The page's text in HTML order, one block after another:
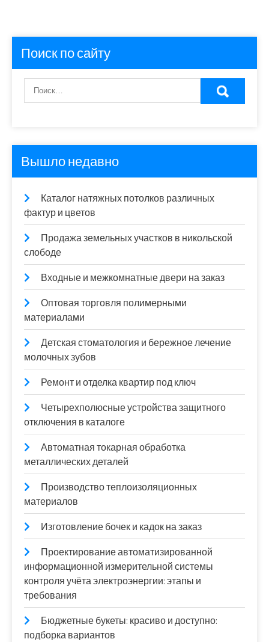
Поиск по сайту
Вышло недавно
Каталог натяжных потолков различных
фактур и цветов
Продажа земельных участков в никольской
слободе
Входные и межкомнатные двери на заказ
Оптовая торговля полимерными
материалами
Детская стоматология и бережное лечение
молочных зубов
Ремонт и отделка квартир под ключ
Четырехполюсные устройства защитного
отключения в каталоге
Автоматная токарная обработка
металлических деталей
Производство теплоизоляционных
материалов
Изготовление бочек и кадок на заказ
Проектирование автоматизированной
информационной измерительной системы
контроля учёта электроэнергии: этапы и
требования
Бюджетные букеты: красиво и доступно:
подборка вариантов